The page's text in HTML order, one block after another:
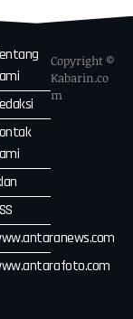
Copyright ©
Kabarin.co
m